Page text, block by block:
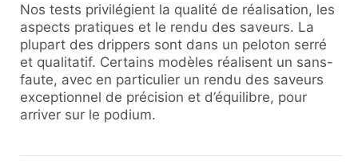
Nos tests privilégient la qualité de réalisation, les
aspects pratiques et le rendu des saveurs. La
plupart des drippers sont dans un peloton serré
et qualitatif. Certains modèles réalisent un sans-
faute, avec en particulier un rendu des saveurs
exceptionnel de précision et d’équilibre, pour
arriver sur le podium.